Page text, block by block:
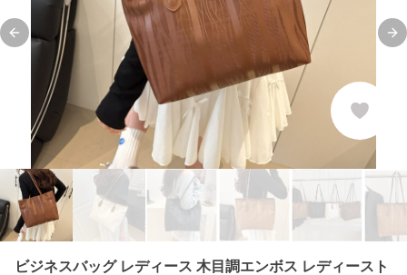
Previous slide
ビジネスバッグ レディース 木目調エンボス レディースト